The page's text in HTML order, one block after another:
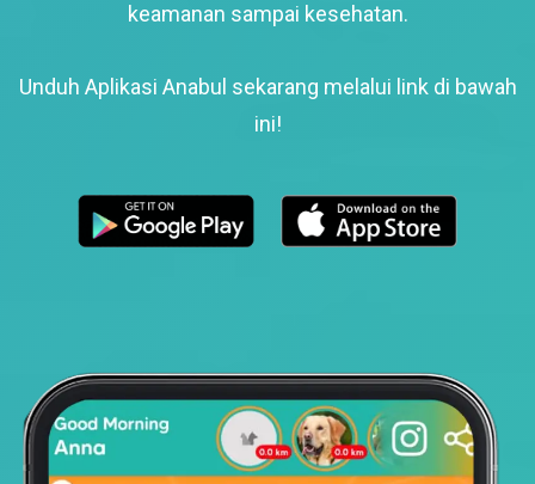
keamanan sampai kesehatan.
Unduh Aplikasi Anabul sekarang melalui link di bawah
ini!